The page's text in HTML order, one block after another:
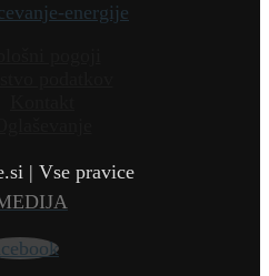
| Vse pravice